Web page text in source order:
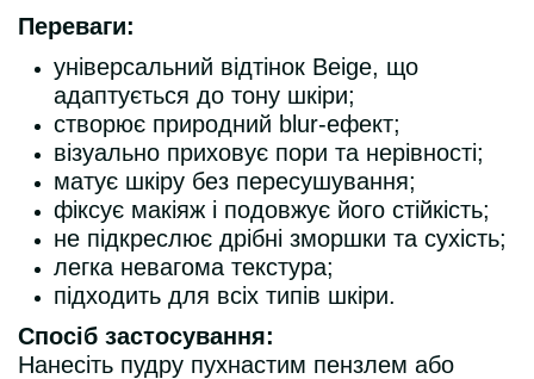
Переваги:
універсальний відтінок Beige, що
адаптується до тону шкіри;
створює природний blur-ефект;
візуально приховує пори та нерівності;
матує шкіру без пересушування;
фіксує макіяж і подовжує його стійкість;
не підкреслює дрібні зморшки та сухість;
легка невагома текстура;
підходить для всіх типів шкіри.
Спосіб застосування:
Нанесіть пудру пухнастим пензлем або